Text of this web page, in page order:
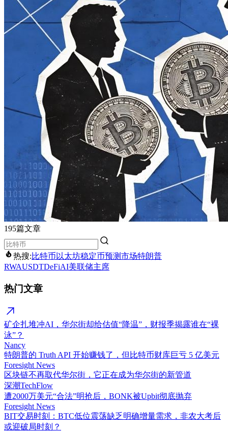
195篇文章
热搜:比特币 以太坊稳定币预测市场特朗普
RWAUSDTDeFiAI美联储主席
热门文章
矿企扎堆冲AI，华尔街却给估值“降温”，财报季揭露谁在“裸
泳”？
Nancy
特朗普的 Truth API 开始赚钱了，但比特币财库巨亏 5 亿美元
Foresight News
区块链不再取代华尔街，它正在成为华尔街的新管道
深潮TechFlow
遭2000万美元“合法”明抢后，BONK被Upbit彻底抛弃
Foresight News
BIT交易时刻：BTC低位震荡缺乏明确增量需求，非农大考后
或迎破局时刻？